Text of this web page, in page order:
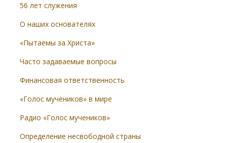
56 лет служения
О наших основателях
«Пытаемы за Христа»
Часто задаваемые вопросы
Финансовая ответственность
«Голос мучеников» в мире
Радио «Голос мучеников»
Определение несвободной страны